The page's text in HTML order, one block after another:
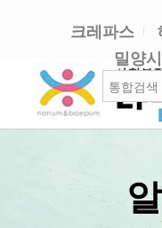
크레파스
밀양